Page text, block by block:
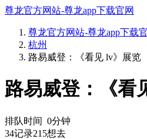
尊龙官方网站-尊龙app下载官网
尊龙官方网站-尊龙app下载
杭州
路易威登：《看见 lv》展览
路易威登：《看
排队时间 0分钟
34记录215想去